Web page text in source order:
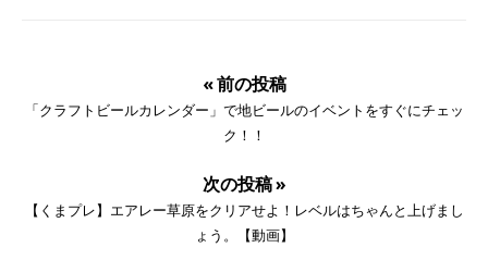
« 前の投稿
「クラフトビールカレンダー」で地ビールのイベントをすぐにチェッ
ク！！
次の投稿 »
【くまプレ】エアレー草原をクリアせよ！レベルはちゃんと上げまし
ょう。【動画】